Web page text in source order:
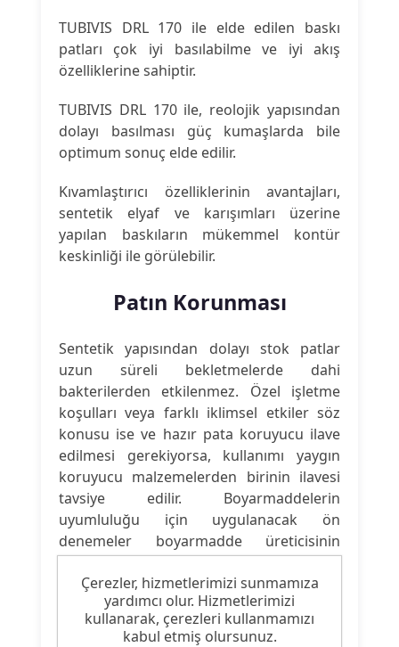
TUBIVIS DRL 170 ile elde edilen baskı
patları çok iyi basılabilme ve iyi akış
özelliklerine sahiptir.
TUBIVIS DRL 170 ile, reolojik yapısından
dolayı basılması güç kumaşlarda bile
optimum sonuç elde edilir.
Kıvamlaştırıcı özelliklerinin avantajları,
sentetik elyaf ve karışımları üzerine
yapılan baskıların mükemmel kontür
keskinliği ile görülebilir.
Patın Korunması
Sentetik yapısından dolayı stok patlar
uzun süreli bekletmelerde dahi
bakterilerden etkilenmez. Özel işletme
koşulları veya farklı iklimsel etkiler söz
konusu ise ve hazır pata koruyucu ilave
edilmesi gerekiyorsa, kullanımı yaygın
koruyucu malzemelerden birinin ilavesi
tavsiye edilir. Boyarmaddelerin
uyumluluğu için uygulanacak ön
denemeler boyarmadde üreticisinin
belirttiği şekilde olmalıdır.
Ürün Nitelikleri
Çerezler, hizmetlerimizi sunmamıza
yardımcı olur. Hizmetlerimizi
kullanarak, çerezleri kullanmamızı
kabul etmiş olursunuz.